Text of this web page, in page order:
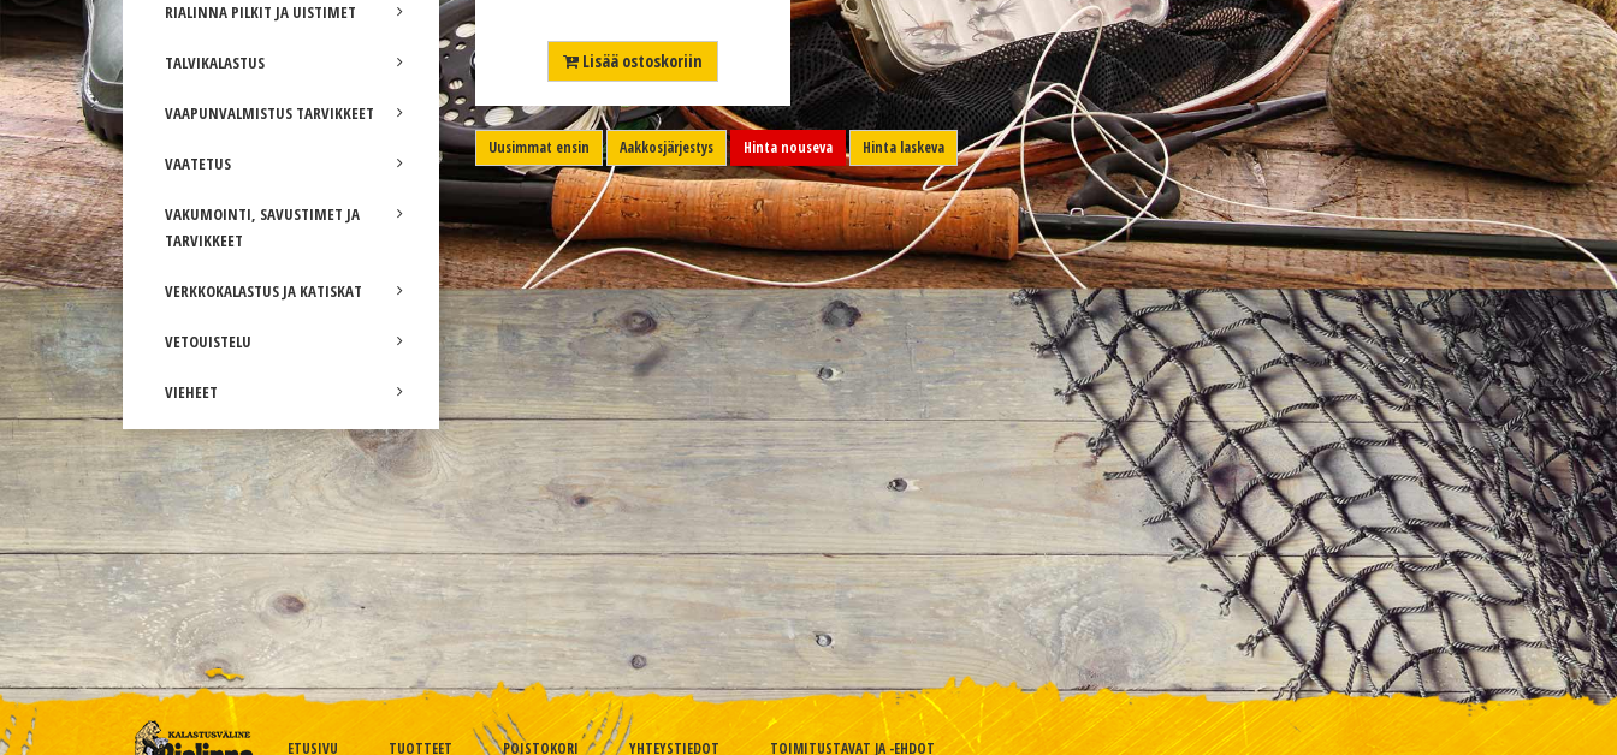
RIALINNA PILKIT JA UISTIMET
TALVIKALASTUS
VAAPUNVALMISTUS TARVIKKEET
VAATETUS
VAKUMOINTI, SAVUSTIMET JA
TARVIKKEET
VERKKOKALASTUS JA KATISKAT
VETOUISTELU
VIEHEET
Lisää ostoskoriin
Uusimmat ensin Aakkosjärjestys Hinta nouseva Hinta laskeva
ETUSIVU TUOTTEET POISTOKORI YHTEYSTIEDOT TOIMITUSTAVAT JA -EHDOT